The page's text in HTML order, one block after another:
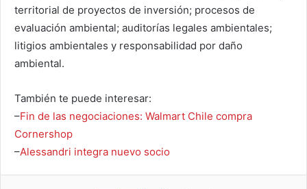
territorial de proyectos de inversión; procesos de
evaluación ambiental; auditorías legales ambientales;
litigios ambientales y responsabilidad por daño
ambiental.
También te puede interesar:
–Fin de las negociaciones: Walmart Chile compra
Cornershop
–Alessandri integra nuevo socio